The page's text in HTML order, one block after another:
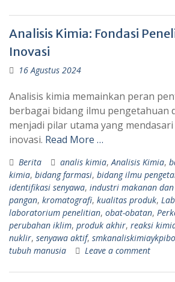
Analisis Kimia: Fondasi
Inovasi
16 Agustus 2024
Analisis kimia memainkan peran
berbagai bidang ilmu pengetahuan
menjadi pilar utama yang
inovasi. Read More …
Berita analis kimia, Analisis Kimia,
kimia, bidang farmasi, bidang ilmu
identifikasi senyawa, industri makanan
pangan, kromatografi, kualitas produk,
laboratorium penelitian, obat-obatan,
perubahan iklim, produk akhir, reaksi
nuklir, senyawa aktif,
tubuh manusia
Leave a comment